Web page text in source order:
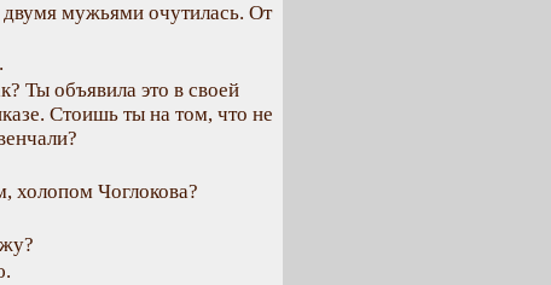
мужьями очутилась. От
Ты объявила это в своей
Стоишь ты на том, что не
холопом Чоглокова?